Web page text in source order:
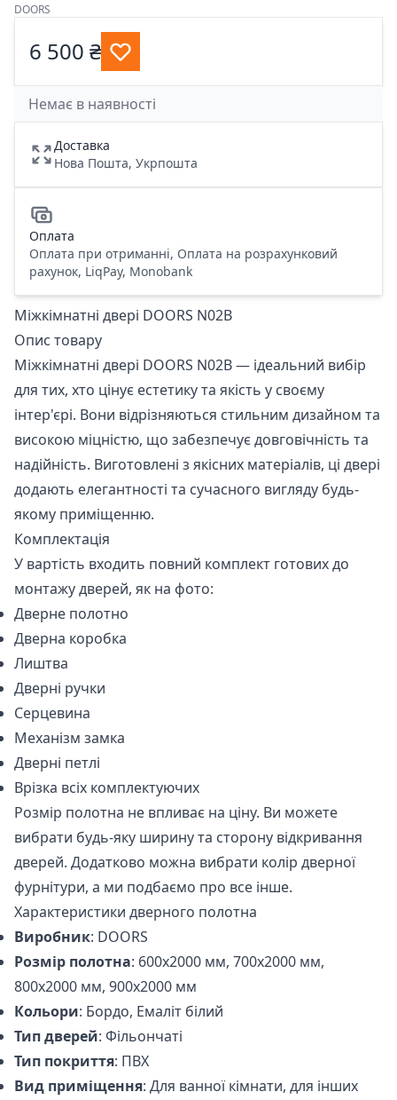
DOORS
6 500 ₴
Немає в наявності
Доставка
Нова Пошта, Укрпошта
Оплата
Оплата при отриманні, Оплата на розрахунковий
рахунок, LiqPay, Monobank
Міжкімнатні двері DOORS N02B
Опис товару
Міжкімнатні двері DOORS N02B — ідеальний вибір
для тих, хто цінує естетику та якість у своєму
інтер'єрі. Вони відрізняються стильним дизайном та
високою міцністю, що забезпечує довговічність та
надійність. Виготовлені з якісних матеріалів, ці двері
додають елегантності та сучасного вигляду будь-
якому приміщенню.
Комплектація
У вартість входить повний комплект готових до
монтажу дверей, як на фото:
Дверне полотно
Дверна коробка
Лиштва
Дверні ручки
Серцевина
Механізм замка
Дверні петлі
Врізка всіх комплектуючих
Розмір полотна не впливає на ціну. Ви можете
вибрати будь-яку ширину та сторону відкривання
дверей. Додатково можна вибрати колір дверної
фурнітури, а ми подбаємо про все інше.
Характеристики дверного полотна
Виробник: DOORS
Розмір полотна: 600x2000 мм, 700x2000 мм,
800x2000 мм, 900x2000 мм
Кольори: Бордо, Емаліт білий
Тип дверей: Фільончаті
Тип покриття: ПВХ
Вид приміщення: Для ванної кімнати, для інших